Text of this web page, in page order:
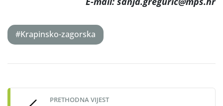
#Krapinsko-zagorska
navigation
PRETHODNA VIJEST